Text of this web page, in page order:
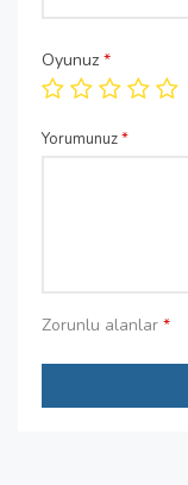
Oyunuz *
Yorumunuz*
Zorunlu alanlar *